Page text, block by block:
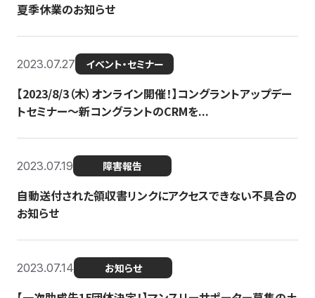
夏季休業のお知らせ
2023.07.27 イベント・セミナー
【2023/8/3（木）オンライン開催！】コングラントアップデー
トセミナー〜新コングラントのCRMを...
2023.07.19 障害報告
自動送付された領収書リンクにアクセスできない不具合の
お知らせ
2023.07.14 お知らせ